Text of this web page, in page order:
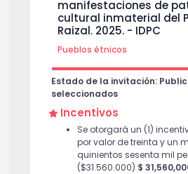
manifestaciones de
cultural inmaterial del
Raizal. 2025. - IDPC
Pueblos étnicos
Estado de la invitación:
seleccionados
Incentivos
Se otorgará un (1)
por valor de treinta y un
quinientos sesenta mil
($31.560.000) $